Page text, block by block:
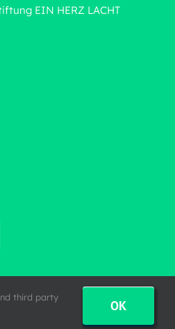
EIN HERZ LACHT
third party
OK